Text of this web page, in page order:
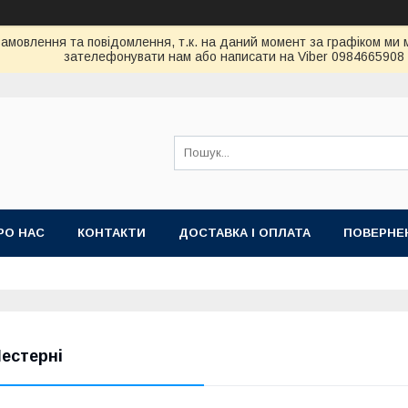
та повідомлення, т.к. на даний момент за графіком
зателефонувати нам або написати на Viber 0984665908
НАС КОНТАКТИ ДОСТАВКА І ОПЛАТА